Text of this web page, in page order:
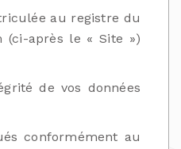
au registre du
(ci-après le « Site »)
de vos données
conformément au